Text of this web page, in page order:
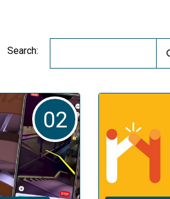
Search:
02